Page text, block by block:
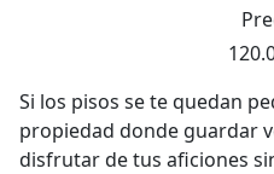
Si los pisos se te quedan
propiedad donde guardar
disfrutar de tus aficiones